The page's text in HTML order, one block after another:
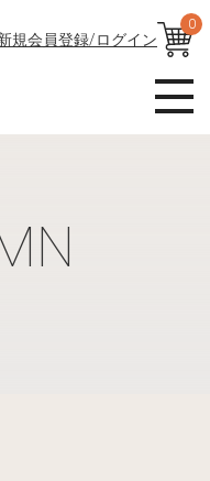
規会員登録/ログイン
0